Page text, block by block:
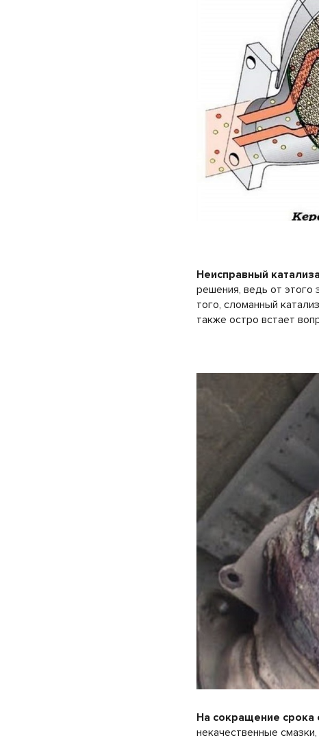
Неисправный
решения, ведь от этого
того, сломанный
также остро встает
На сокращение срока
некачественные